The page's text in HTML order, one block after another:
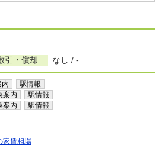
引・償却 なし / -
内 駅情報
案内 駅情報
案内 駅情報
家賃相場